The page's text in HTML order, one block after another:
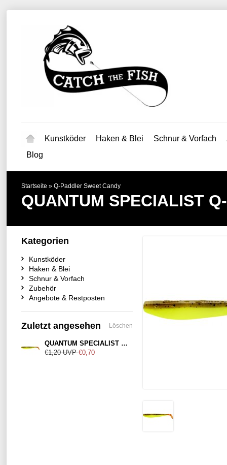
Kunstköder Haken & Blei Schnur & Vorfach
Blog
Startseite » Q-Paddler Sweet Candy
QUANTUM SPECIALIST
Kategorien
Kunstköder
Haken & Blei
Schnur & Vorfach
Zubehör
Angebote & Restposten
Zuletzt angesehen Löschen
QUANTUM SPECIALIST Q-Paddler Sweet Candy
€1,20UVP €0,70